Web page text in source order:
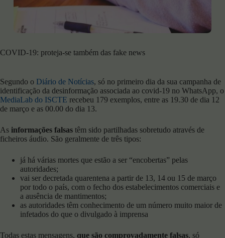
COVID-19: proteja-se também das fake news
Segundo o Diário de Notícias, só no primeiro dia da sua campanha de
identificação da desinformação associada ao covid-19 no WhatsApp, o
MediaLab do ISCTE recebeu 179 exemplos, entre as 19.30 de dia 12
de março e as 00.00 do dia 13.
As informações falsas têm sido partilhadas sobretudo através de
ficheiros áudio. São geralmente de três tipos:
já há várias mortes que estão a ser “encobertas” pelas
autoridades;
vai ser decretada quarentena a partir de 13, 14 ou 15 de março
por todo o país, com o fecho dos estabelecimentos comerciais e
a ausência de mantimentos;
as autoridades têm conhecimento de um número muito maior de
infetados do que o divulgado à imprensa
Todas estas mensagens, que são comprovadamente falsas, só